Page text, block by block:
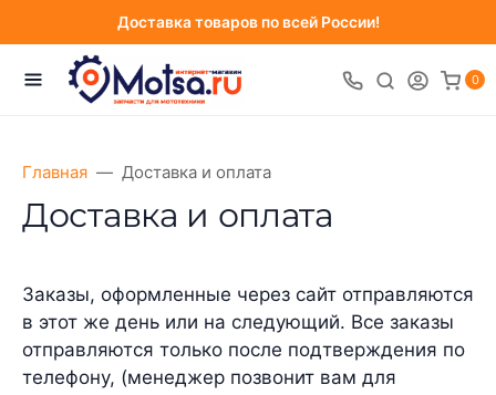
Доставка товаров по всей России!
0
Главная Доставка и оплата
Доставка и оплата
Заказы, оформленные через сайт отправляются
в этот же день или на следующий. Все заказы
отправляются только после подтверждения по
телефону, (менеджер позвонит вам для